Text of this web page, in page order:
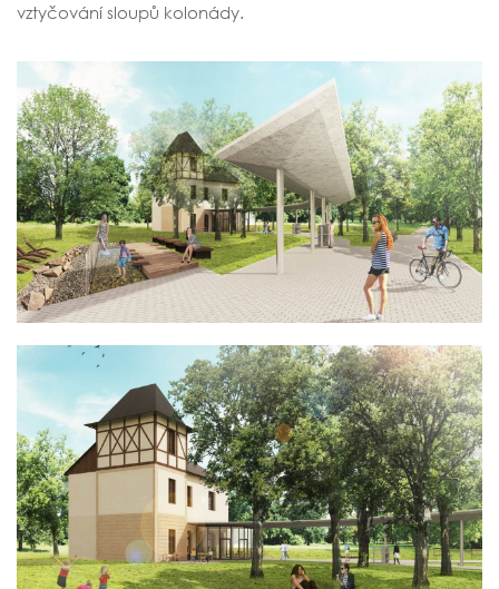
vztyčování sloupů kolonády.